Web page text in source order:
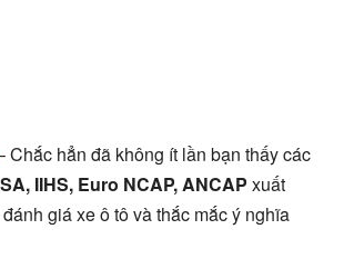
Chắc hẳn đã không ít lần bạn thấy các
IIHS, Euro NCAP, ANCAP xuất
giá xe ô tô và thắc mắc ý nghĩa